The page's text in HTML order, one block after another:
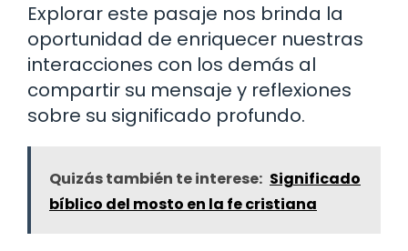
Explorar este pasaje nos brinda la
oportunidad de enriquecer nuestras
interacciones con los demás al
compartir su mensaje y reflexiones
sobre su significado profundo.
Quizás también te interese: Significado
bíblico del mosto en la fe cristiana